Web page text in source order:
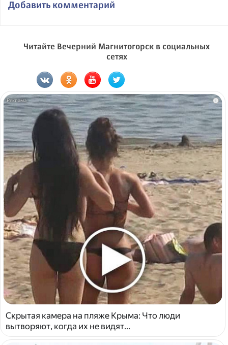
Добавить комментарий
Читайте Вечерний Магнитогорск в социальных
сетях
i
Скрытая камера на пляже Крыма: Что люди
вытворяют, когда их не видят...